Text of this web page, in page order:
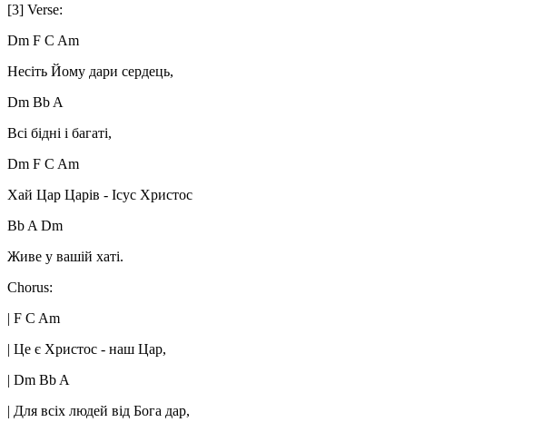
[3] Verse:
Dm F C Am
Несіть Йому дари сердець,
Dm Bb A
Всі бідні і багаті,
Dm F C Am
Хай Цар Царів - Ісус Христос
Bb A Dm
Живе у вашій хаті.
Chorus:
| F C Am
| Це є Христос - наш Цар,
| Dm Bb A
| Для всіх людей від Бога дар,